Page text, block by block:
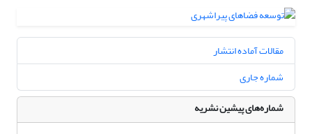
مقالات آماده انتشار
شماره جاری
شماره‌های پیشین نشریه